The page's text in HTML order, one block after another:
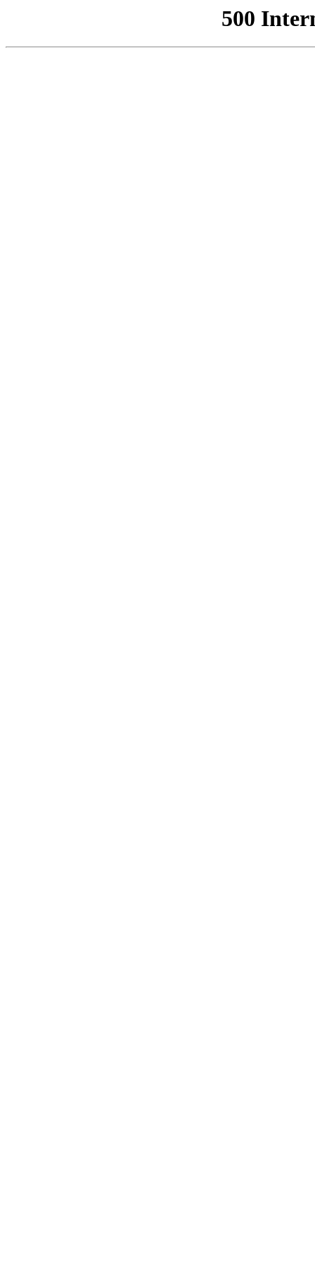
500